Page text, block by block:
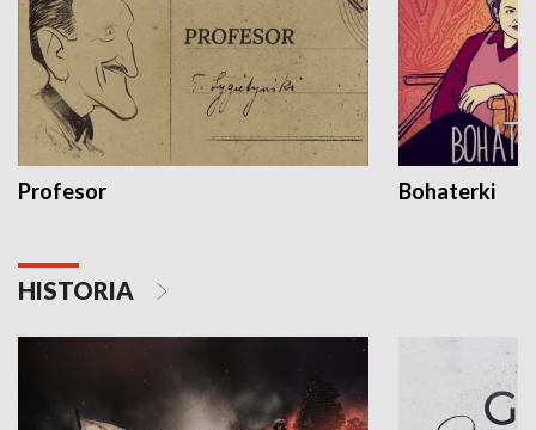
Profesor Bohaterki
HISTORIA